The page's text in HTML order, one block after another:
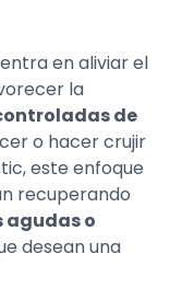
en aliviar el
la
de
o hacer crujir
este enfoque
recuperando
agudas o
desean una